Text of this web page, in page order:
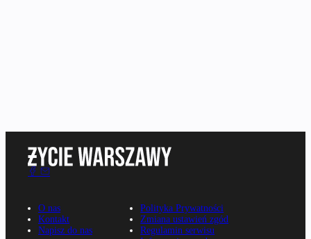
O nas
Kontakt
Napisz do nas
Polityka Prywatności
Zmiana ustawień zgód
Regulamin serwisu